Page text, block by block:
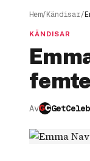
Hem/Kändisar/
KÄNDISAR
Av